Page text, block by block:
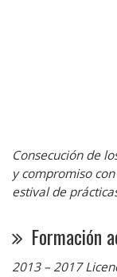
Consecución de
y compromiso
estival de
Formación
2013 – 2017